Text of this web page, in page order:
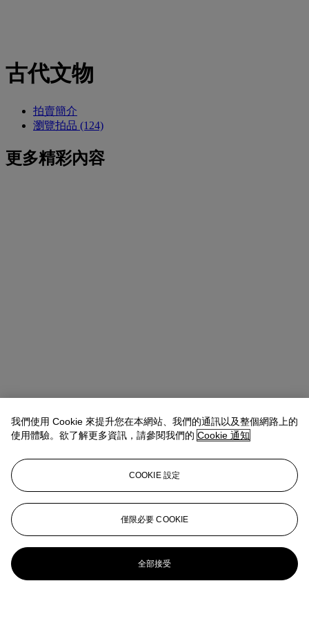
古代文物
拍賣簡介
瀏覽拍品 (124)
更多精彩內容
我們使用 Cookie 來提升您在本網站、我們的通訊以及整個網路上的
使用體驗。欲了解更多資訊，請參閱我們的 Cookie 通知
COOKIE 設定
僅限必要 COOKIE
全部接受